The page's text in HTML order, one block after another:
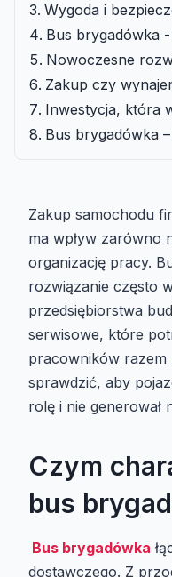
Wygoda i
Bus brygadówka
Nowoczesne
Zakup czy
Inwestycja, która
Bus brygadówka
Zakup samochodu
ma wpływ zarówno
organizację pracy.
rozwiązanie często
przedsiębiorstwa
serwisowe, które
pracowników razem
sprawdzić, aby
rolę i nie generował
Czym
bus
Bus brygadówka
dostawczego. Z